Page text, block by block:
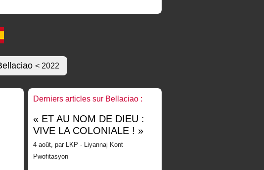
< 2022
Derniers articles sur Bellaciao :
« ET AU NOM DE DIEU :
VIVE LA COLONIALE ! »
4 août, par LKP - Liyannaj Kont
Pwofitasyon